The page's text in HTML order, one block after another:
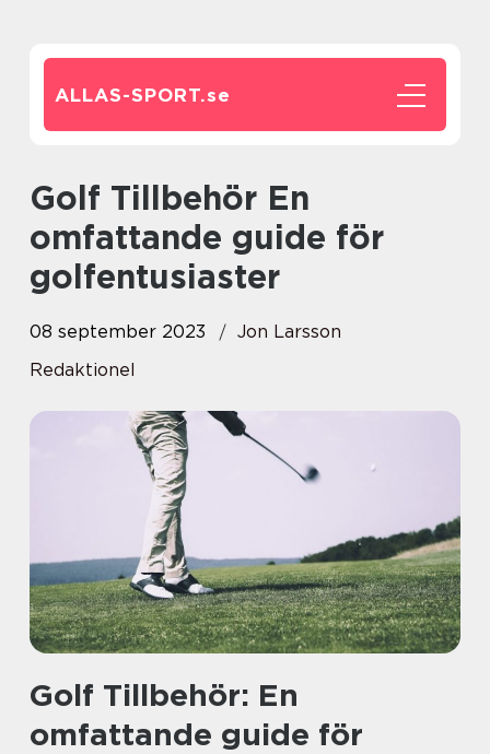
ALLAS-SPORT.se
Golf Tillbehör En
omfattande guide för
golfentusiaster
08 september 2023
Jon Larsson
Redaktionel
Golf Tillbehör: En
omfattande guide för